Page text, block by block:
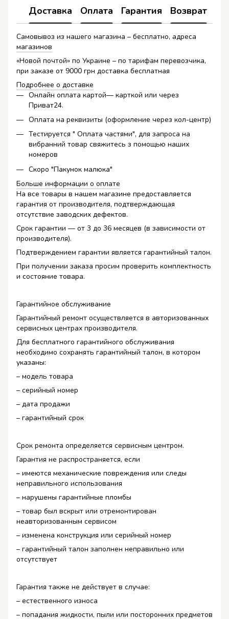
Доставка Оплата Гарантия Возврат
Самовывоз из нашего магазина – бесплатно, адреса
магазинов
«Новой почтой» по Украине – по тарифам перевозчика,
при заказе от 9000 грн доставка бесплатная
Подробнее о доставке
Онлайн оплата картой— карткой или через
Приват24.
Оплата на реквизиты (оформление через кол-центр)
Тестируется " Оплата частями", для запроса на
вибранний товар свяжитесь з помощью наших
номеров
Скоро "Пакунок малюка"
Больше информации о оплате
На все товары в нашем магазине предоставляется
гарантия от производителя, подтверждающая
отсутствие заводских дефектов.
Срок гарантии — от 3 до 36 месяцев (в зависимости от
производителя).
Подтверждением гарантии является гарантийный талон.
При получении заказа просим проверить комплектность
и состояние товара.
Гарантийное обслуживание
Гарантийный ремонт осуществляется в авторизованных
сервисных центрах производителя.
Для бесплатного гарантийного обслуживания
необходимо сохранять гарантийный талон, в котором
указаны:
– модель товара
– серийный номер
– дата продажи
– гарантийный срок
Срок ремонта определяется сервисным центром.
Гарантия не распространяется, если
– имеются механические повреждения или следы
неправильного использования
– нарушены гарантийные пломбы
– товар был вскрыт или отремонтирован
неавторизованным сервисом
– изменена конструкция или серийный номер
– гарантийный талон заполнен неправильно или
отсутствует
Гарантия также не действует в случае:
– естественного износа
– попадания жидкости, пыли или посторонних предметов